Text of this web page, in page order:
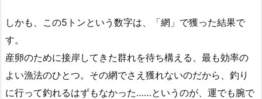
しかも、この5トンという数字は、「網」で獲った結果で
す。
産卵のために接岸してきた群れを待ち構える、最も効率の
よい漁法のひとつ。その網でさえ獲れないのだから、釣り
に行って釣れるはずもなかった……というのが、運でも腕で